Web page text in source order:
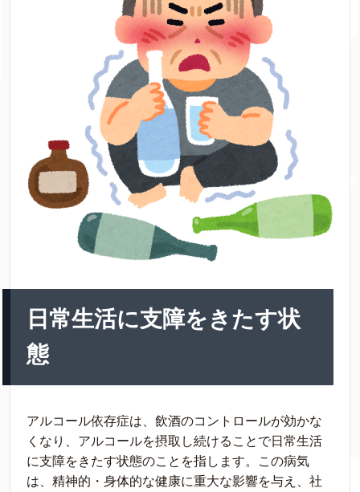
日常生活に支障をきたす状
態
アルコール依存症は、飲酒のコントロールが効かな
くなり、アルコールを摂取し続けることで日常生活
に支障をきたす状態のことを指します。この病気
は、精神的・身体的な健康に重大な影響を与え、社